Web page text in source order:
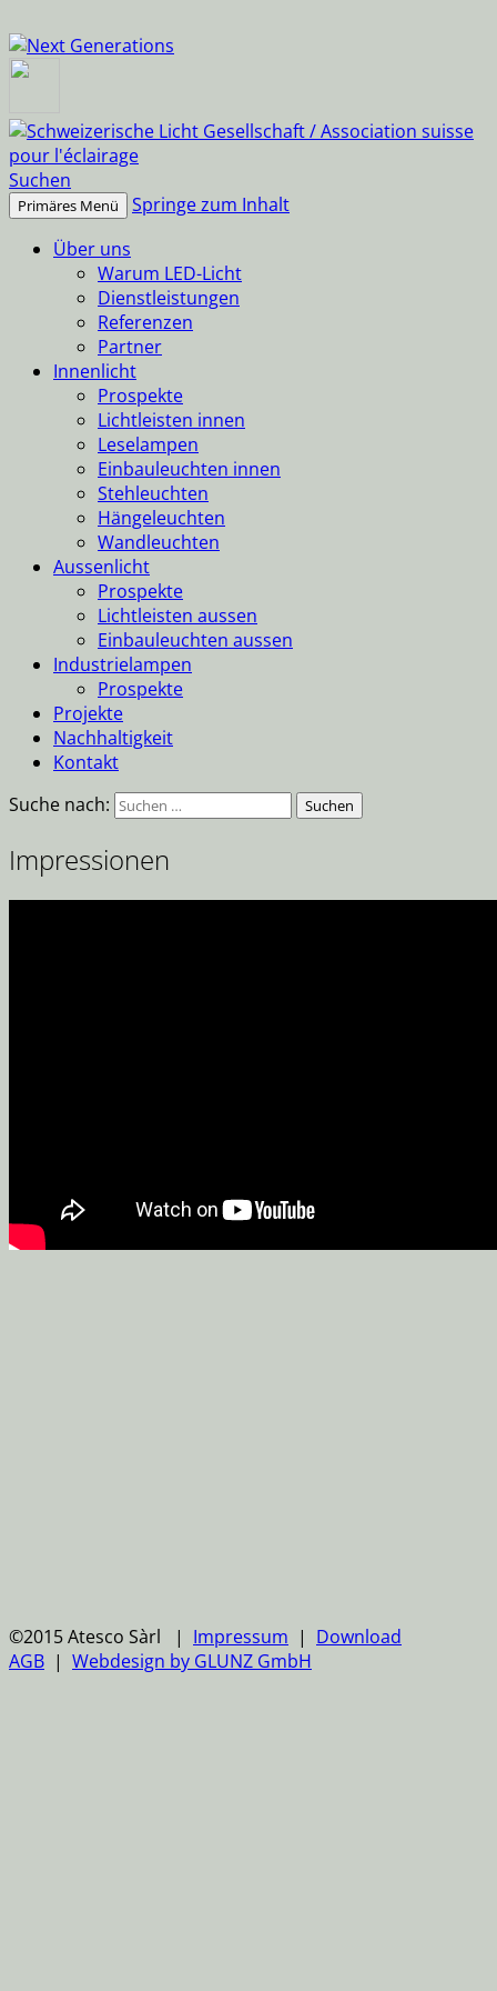
Suchen
Primäres Menü
Springe zum Inhalt
Über uns
Warum LED-Licht
Dienstleistungen
Referenzen
Partner
Innenlicht
Prospekte
Lichtleisten innen
Leselampen
Einbauleuchten innen
Stehleuchten
Hängeleuchten
Wandleuchten
Aussenlicht
Prospekte
Lichtleisten aussen
Einbauleuchten aussen
Industrielampen
Prospekte
Projekte
Nachhaltigkeit
Kontakt
Suche nach:
Impressionen
©2015 Atesco Sàrl | Impressum | Download
AGB | Webdesign by GLUNZ GmbH